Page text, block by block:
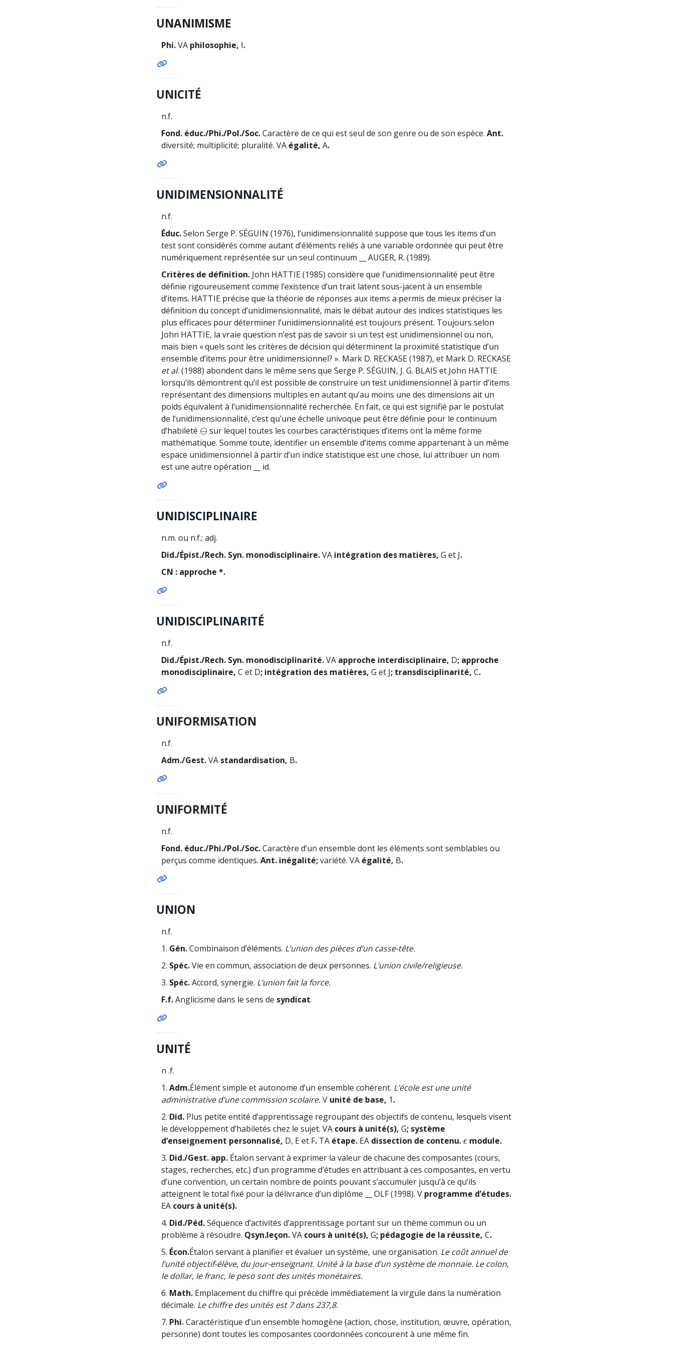
UNANIMISME
Phi.VA philosophie, I.
UNICITÉ
n.f.
Fond. éduc./Phi./Pol./Soc.Caractère de ce qui est seul de son genre ou de son espèce. Ant.
diversité; multiplicité; pluralité. VA égalité, A.
UNIDIMENSIONNALITÉ
n.f.
Éduc.Selon Serge P. SÉGUIN (1976), l’unidimensionnalité suppose que tous les items d’un
test sont considérés comme autant d’éléments reliés à une variable ordonnée qui peut être
numériquement représentée sur un seul continuum __ AUGER, R. (1989).
Critères de définition. John HATTIE (1985) considère que l’unidimensionnalité peut être
définie rigoureusement comme l’existence d’un trait latent sous-jacent à un ensemble
d’items. HATTIE précise que la théorie de réponses aux items a permis de mieux préciser la
définition du concept d’unidimensionnalité, mais le débat autour des indices statistiques les
plus efficaces pour déterminer l’unidimensionnalité est toujours présent. Toujours selon
John HATTIE, la vraie question n’est pas de savoir si un test est unidimensionnel ou non,
mais bien « quels sont les critères de décision qui déterminent la proximité statistique d’un
ensemble d’items pour être unidimensionnel? ». Mark D. RECKASE (1987), et Mark D. RECKASE
et al.(1988) abondent dans le même sens que Serge P. SÉGUIN, J. G. BLAIS et John HATTIE
lorsqu’ils démontrent qu’il est possible de construire un test unidimensionnel à partir d’items
représentant des dimensions multiples en autant qu’au moins une des dimensions ait un
poids équivalent à l’unidimensionnalité recherchée. En fait, ce qui est signifié par le postulat
de l’unidimensionnalité, c’est qu’une échelle univoque peut être définie pour le continuum
d’habileté ⊖
⊖ sur lequel toutes les courbes caractéristiques d’items ont la même forme
mathématique. Somme toute, identifier un ensemble d’items comme appartenant à un même
espace unidimensionnel à partir d’un indice statistique est une chose, lui attribuer un nom
est une autre opération __ id.
UNIDISCIPLINAIRE
n.m. ou n.f.; adj.
Did./Épist./Rech. Syn. monodisciplinaire.VA intégration des matières, G et J.
CN : approche *.
UNIDISCIPLINARITÉ
n.f.
Did./Épist./Rech. Syn. monodisciplinarité.VA approche interdisciplinaire, D; approche
monodisciplinaire, C et D; intégration des matières, G et J; transdisciplinarité, C.
UNIFORMISATION
n.f.
Adm./Gest.VA standardisation, B.
UNIFORMITÉ
n.f.
Fond. éduc./Phi./Pol./Soc.Caractère d’un ensemble dont les éléments sont semblables ou
perçus comme identiques. Ant. inégalité;variété. VA égalité, B.
UNION
n.f.
1. Gén.Combinaison d’éléments. L’union des pièces d’un casse-tête.
2. Spéc.Vie en commun, association de deux personnes. L’union civile/religieuse.
3. Spéc.Accord, synergie. L’union fait la force.
F.f.Anglicisme dans le sens de syndicat.
UNITÉ
n .f.
1. Adm.Élément simple et autonome d’un ensemble cohérent. L’école est une unité
administrative d’une commission scolaire.V unité de base, 1.
2. Did. Plus petite entité d’apprentissage regroupant des objectifs de contenu, lesquels visent
le développement d’habiletés chez le sujet. VA cours à unité(s), G; système
d’enseignement personnalisé, D, E et F. TA étape. EA dissection de contenu. ϵ
ϵ module.
3. Did./Gest. app. Étalon servant à exprimer la valeur de chacune des composantes (cours,
stages, recherches, etc.) d’un programme d’études en attribuant à ces composantes, en vertu
d’une convention, un certain nombre de points pouvant s’accumuler jusqu’à ce qu’ils
atteignent le total fixé pour la délivrance d’un diplôme __ OLF (1998). V programme d’études.
EA cours à unité(s).
4. Did./Péd.Séquence d’activités d’apprentissage portant sur un thème commun ou un
problème à résoudre. Qsyn.leçon.VA cours à unité(s), G; pédagogie de la réussite, C.
5. Écon.Étalon servant à planifier et évaluer un système, une organisation. Le coût annuel de
l’unité objectif-élève, du jour-enseignant. Unité à la base d’un système de monnaie. Le colon,
le dollar, le franc, le peso sont des unités monétaires.
6. Math. Emplacement du chiffre qui précède immédiatement la virgule dans la numération
décimale. Le chiffre des unités est 7 dans 237,8.
7. Phi.Caractéristique d’un ensemble homogène (action, chose, institution, œuvre, opération,
personne) dont toutes les composantes coordonnées concourent à une même fin.